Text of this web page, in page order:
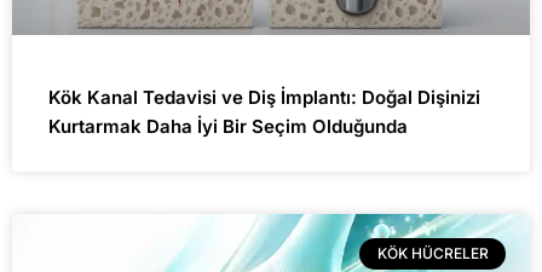
Kök Kanal Tedavisi ve Diş İmplantı: Doğal Dişinizi
Kurtarmak Daha İyi Bir Seçim Olduğunda
KÖK HÜCRELER